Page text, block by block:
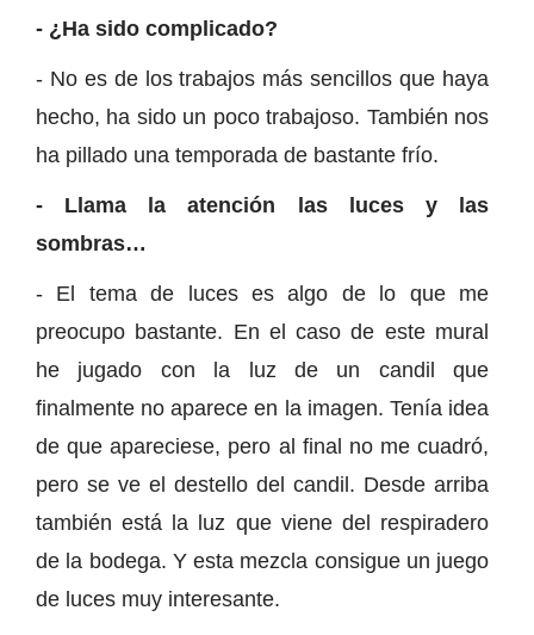
- ¿Ha sido complicado?
- No es de los trabajos más sencillos que haya
hecho, ha sido un poco trabajoso. También nos
ha pillado una temporada de bastante frío.
- Llama la atención las luces y las
sombras…
- El tema de luces es algo de lo que me
preocupo bastante. En el caso de este mural
he jugado con la luz de un candil que
finalmente no aparece en la imagen. Tenía idea
de que apareciese, pero al final no me cuadró,
pero se ve el destello del candil. Desde arriba
también está la luz que viene del respiradero
de la bodega. Y esta mezcla consigue un juego
de luces muy interesante.